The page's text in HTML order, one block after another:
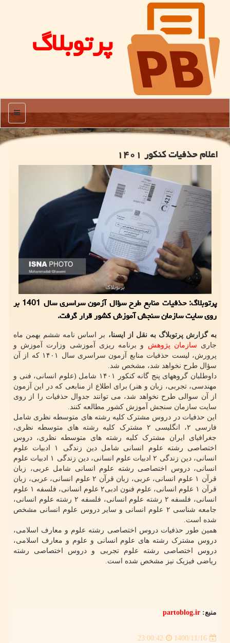
پرتوبلاگ
منو
اعلام حذفیات کنکور ۱۴۰۱
پرتوبلاگ: حذفیات منابع طرح سؤال آزمون سراسری سال 1401 بر
روی سایت سازمان سنجش آموزش کشور قرار گرفت.
به گزارش پرتوبلاگ به نقل از ایسنا، بر اساس نامه ششم بهمن ماه
جاری سازمان پژوهش و برنامه ریزی آموزشی وزارت آموزش و
پرورش، لیست حذفیات منابع آزمون سراسری سال ۱۴۰۱ که از آن
سؤال طرح نخواهد شد، مشخص شد.
داوطلبان گروههای پنج گانه کنکور ۱۴۰۱ شامل (علوم انسانی، فنی و
مهندسی، تجربی، زبان و هنر) برای اطلاع از منابعی که در این آزمون
از آن سوالی طرح نخواهد شد، می توانند جدوال حذفیات را از روی
سایت سازمان سنجش آموزش کشور مطالعه کنند.
این حذفیات در دروس مشترک کلیه رشته های متوسطه نظری شامل
فارسی ۲، انگلیسی ۲ مشترک کلیه رشته های متوسطه نظری،
جغرافیای ایران مشترک کلیه رشته های متوسطه نظری، دروس
اختصاصی رشته علوم انسانی شامل دین زندگی ۱ ادبیات علوم
انسانی، دین زندگی ۲ ادبیات علوم انسانی، دین زندگی ۱ ادبیات علوم
انسانی، دروس اختصاصی رشته علوم انسانی شامل عربی، زبان
قرآن ۱ علوم انسانی، عربی، زبان قرآن ۲ علوم انسانی، عربی، زبان
قرآن ۱ علوم انسانی، علوم فنون ادبی۲ علوم انسانی، فلسفه ۱ علوم
انسانی، فلسفه ۲ رشته علوم انسانی، فلسفه ۲ رشته علوم انسانی،
جامعه شناسی ۲ علوم انسانی و سایر دروس علوم انسانی مشخص
شده است.
همین طور حذفیات دروس اختصاصی رشته علوم و معارف اسلامی،
دروس مشترک رشته های علوم انسانی و علوم و معارف اسلامی،
دروس اختصاصی رشته علوم تجربی و دروس اختصاصی رشته
ریاضی فیزیک نیز مشخص شده است.
منبع: partoblog.ir
1400/11/16
23:00:42